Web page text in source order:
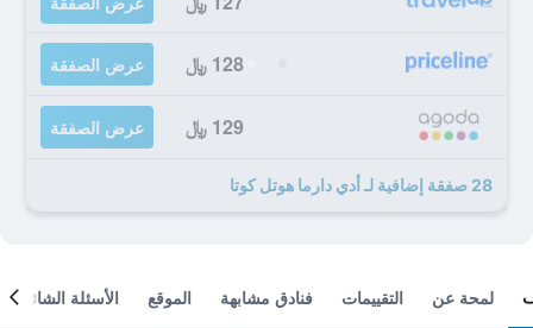
128 ﷼ عرض الصفقة
129 ﷼ عرض الصفقة
28 صفقة إضافية لـ أدي دارما هوتل كوتا
لمحة عن التقييمات فنادق مشابهة الموقع الأسئلة الشائعة